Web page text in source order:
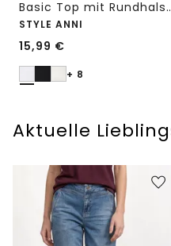
Basic Top mit
STYLE ANNI
15,99 €
+ 8
Aktuelle